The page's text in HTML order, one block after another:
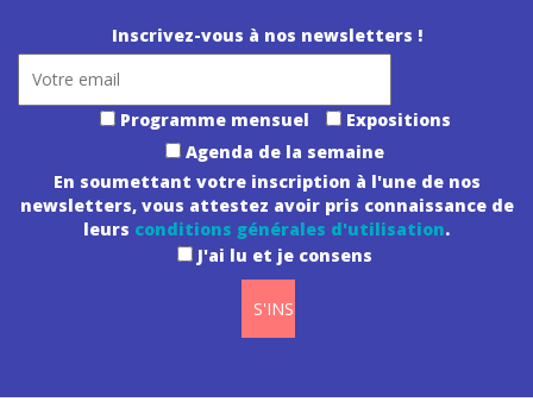
Inscrivez-vous à nos newsletters !
Programme mensuel
Expositions
Agenda de la semaine
En soumettant votre inscription à l'une de nos
newsletters, vous attestez avoir pris connaissance de
leurs conditions générales d'utilisation.
J'ai lu et je consens